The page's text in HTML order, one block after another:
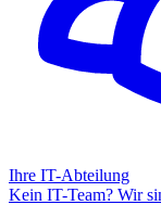
Ihre IT-Abteilung
Kein IT-Team? Wir